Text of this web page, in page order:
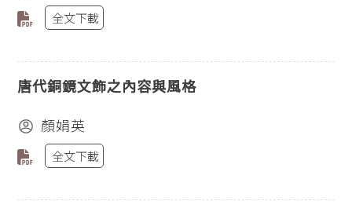
全文下載
唐代銅鏡文飾之內容與風格
顏娟英
全文下載